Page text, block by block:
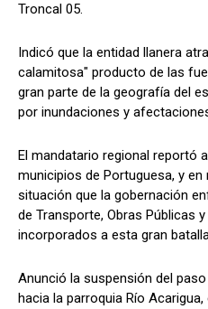
Troncal 05.
Indicó que la entidad llanera
calamitosa" producto de las
gran parte de la geografía del
por inundaciones y
El mandatario regional reportó
municipios de Portuguesa, y en
situación que la gobernación
de Transporte, Obras Públicas
incorporados a esta gran
Anunció la suspensión del
hacia la parroquia Río